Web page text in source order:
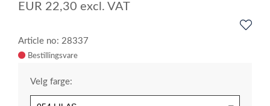
EUR 22,30 excl. VAT
Article no: 28337
Velg farge: